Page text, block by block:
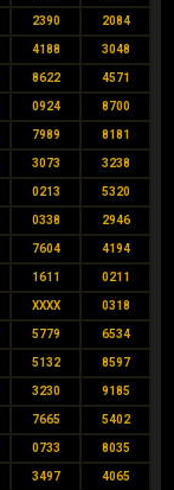
2390 2084
4188 3048
8622 4571
0924 8700
7989 8181
3073 3238
0213 5320
0338 2946
7604 4194
1611 0211
XXXX 0318
5779 6534
5132 8597
3230 9185
7665 5402
0733 8035
3497 4065